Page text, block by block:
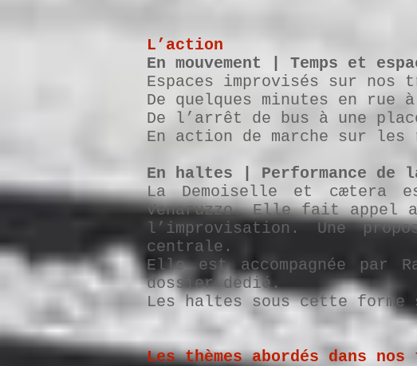
L’action
En mouvement | Temps et
Espaces improvisés sur nos
De quelques minutes en rue
De l’arrêt de bus à une
En action de marche sur les
En haltes | Performance de
La Demoiselle et cætera
Venaruzzo. Elle fait appel
l’improvisation. Une
centrale.
Elle est accompagnée
dossier dédié.
Les haltes sous cette
Les thèmes abordés dans